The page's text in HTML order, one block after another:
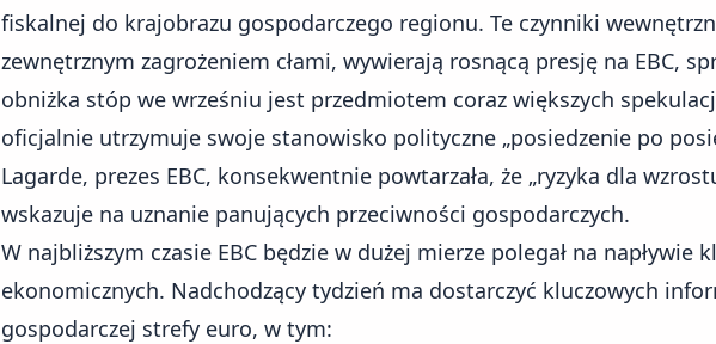
fiskalnej do krajobrazu gospodarczego regionu. Te czynniki
zewnętrznym zagrożeniem cłami, wywierają rosnącą presję na EBC,
obniżka stóp we wrześniu jest przedmiotem coraz większych
oficjalnie utrzymuje swoje stanowisko polityczne „posiedzenie po
Lagarde, prezes EBC, konsekwentnie powtarzała, że „ryzyka dla
wskazuje na uznanie panujących przeciwności gospodarczych.
W najbliższym czasie EBC będzie w dużej mierze polegał na napływie
ekonomicznych. Nadchodzący tydzień ma dostarczyć kluczowych
gospodarczej strefy euro, w tym: